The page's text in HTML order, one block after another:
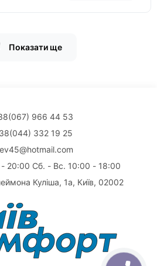
Показати ще
966 44 53
332 19 25
20:00 Сб. - Вс. 10:00 - 18:00
Куліша, 1а, Київ, 02002